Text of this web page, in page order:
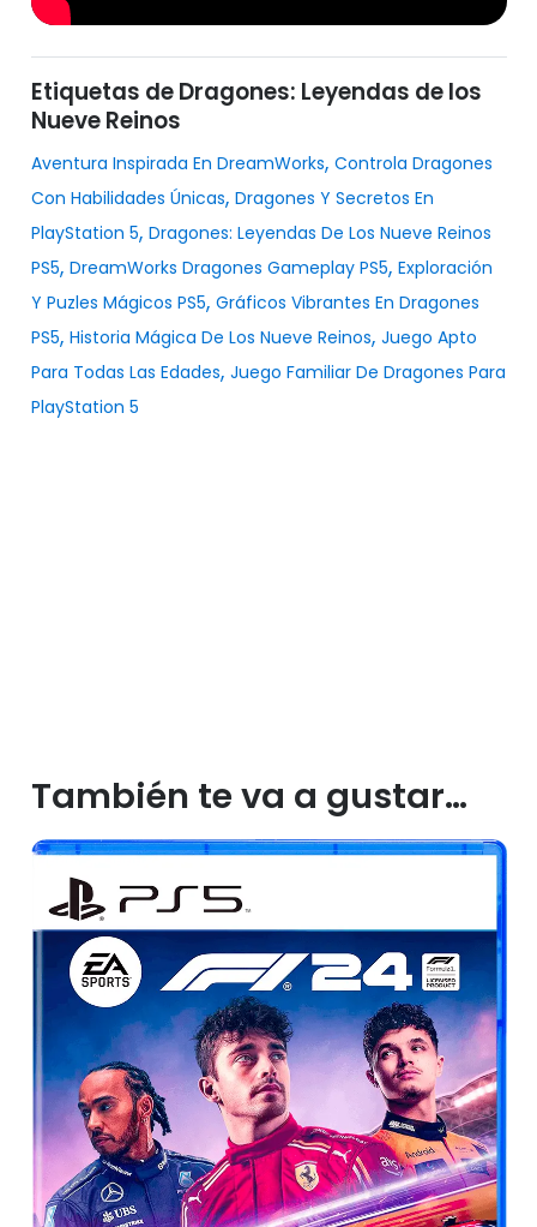
Etiquetas de Dragones: Leyendas de los
Nueve Reinos
Aventura Inspirada En DreamWorks, Controla Dragones
Con Habilidades Únicas, Dragones Y Secretos En
PlayStation 5, Dragones: Leyendas De Los Nueve Reinos
PS5, DreamWorks Dragones Gameplay PS5, Exploración
Y Puzles Mágicos PS5, Gráficos Vibrantes En Dragones
PS5, Historia Mágica De Los Nueve Reinos, Juego Apto
Para Todas Las Edades, Juego Familiar De Dragones Para
PlayStation 5
También te va a gustar…